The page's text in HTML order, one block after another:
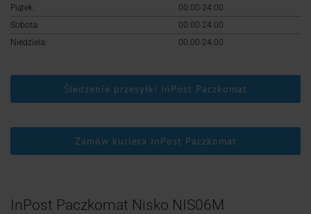
Piątek:
00:00-24:00
Sobota:
00:00-24:00
Niedziela:
00:00-24:00
Śledzenie przesyłki InPost Paczkomat
Zamów kuriera InPost Paczkomat
InPost Paczkomat Nisko NIS06M